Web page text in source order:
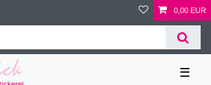
0,00 EUR
☰